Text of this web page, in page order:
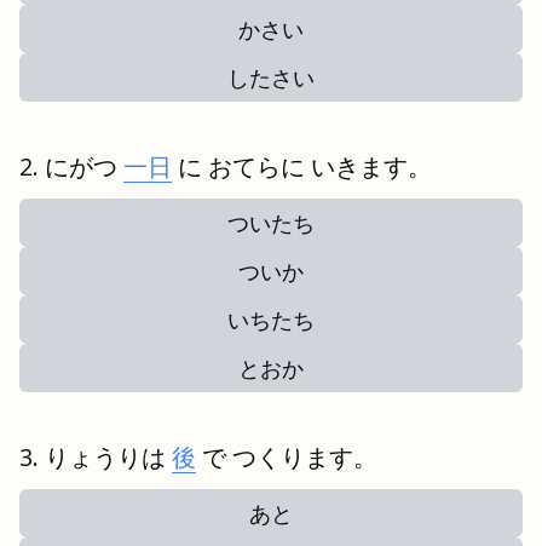
かさい
したさい
にがつ 一日 に おてらに いきます。
ついたち
ついか
いちたち
とおか
りょうりは 後 で つくります。
あと